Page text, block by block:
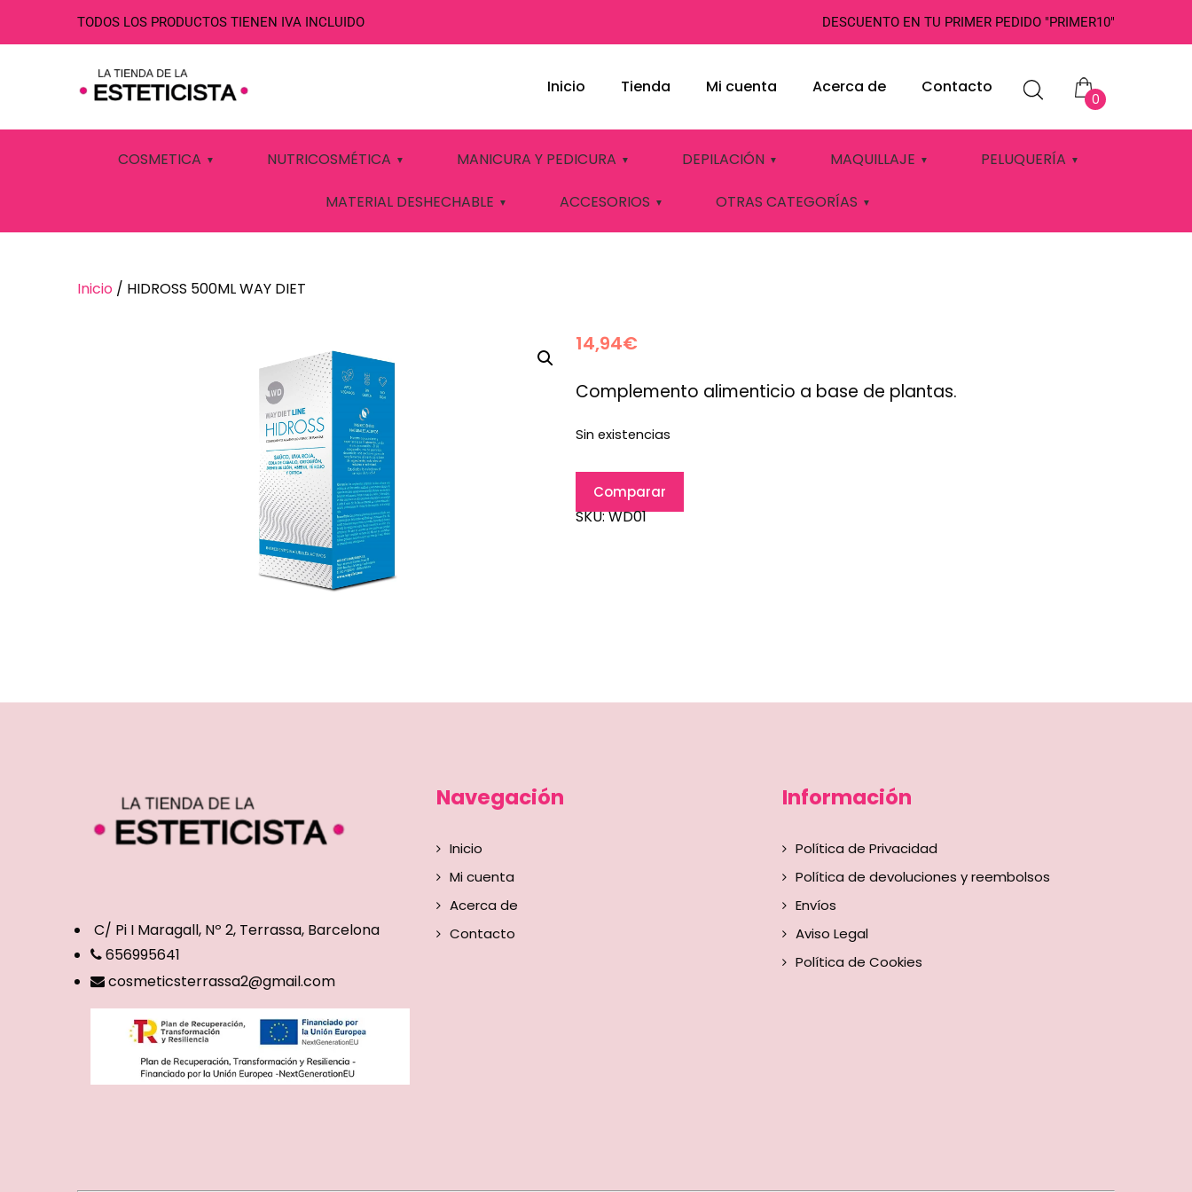
TODOS LOS PRODUCTOS TIENEN IVA INCLUIDO DESCUENTO EN TU PRIMER PEDIDO "PRIMER10"
0
Inicio Tienda Mi cuenta Acerca de Contacto
COSMETICA NUTRICOSMÉTICA MANICURA Y PEDICURA DEPILACIÓN MAQUILLAJE PELUQUERÍA
MATERIAL DESHECHABLE ACCESORIOS OTRAS CATEGORÍAS
HIDROSS 500ML WAY DIET
Inicio / HIDROSS 500ML WAY DIET
14,94€
Complemento alimenticio a base de plantas.
Sin existencias
Comparar
SKU:WD01
C/ Pi I Maragall, Nº 2, Terrassa, Barcelona
656995641
cosmeticsterrassa2@gmail.com
Navegación
Inicio
Mi cuenta
Acerca de
Contacto
Información
Política de Privacidad
Política de devoluciones y reembolsos
Envíos
Aviso Legal
Política de Cookies